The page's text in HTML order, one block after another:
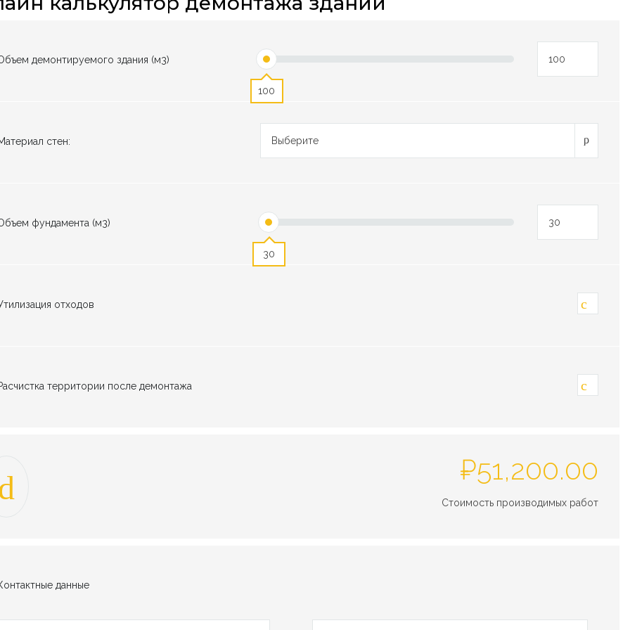
демонтируемого здания (м3)
100
стен: Выберите
фундамента (м3)
30
отходов
территории после демонтажа
₽51,200.00
Стоимость производимых работ
данные